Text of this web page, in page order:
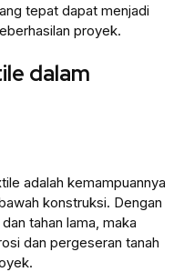
tepat dapat menjadi
proyek.
dalam
adalah kemampuannya
konstruksi. Dengan
tahan lama, maka
dan pergeseran tanah